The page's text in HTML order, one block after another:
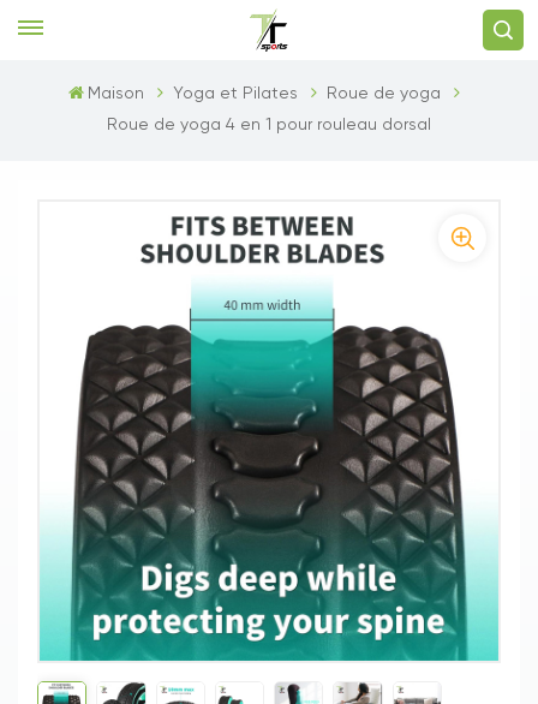
Maison Yoga et Pilates
Roue de yoga
Roue de yoga 4 en 1 pour rouleau dorsal